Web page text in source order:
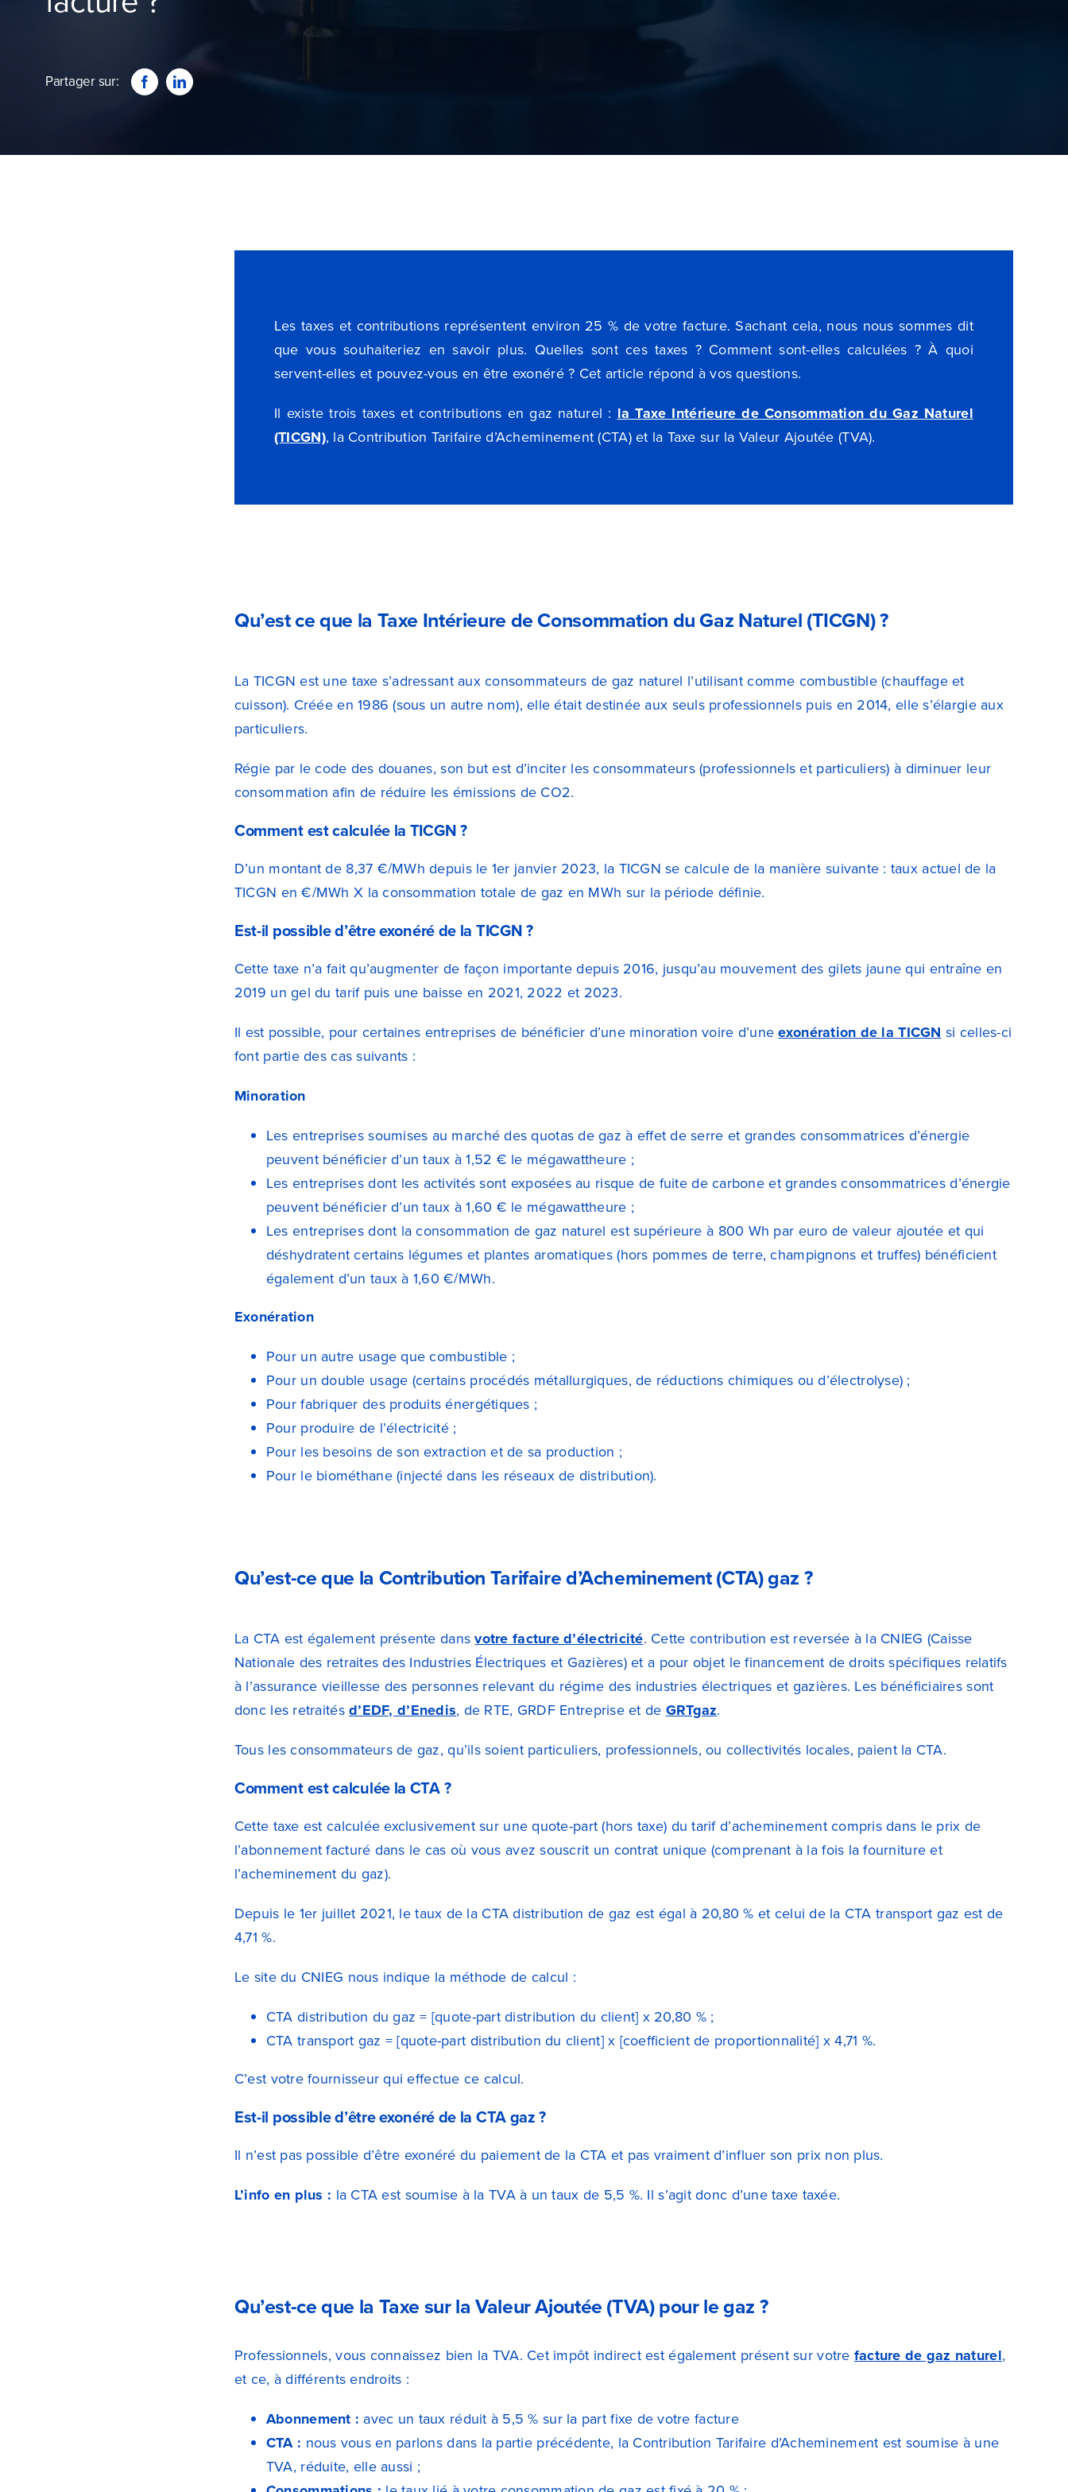
Partager sur:
Les taxes et contributions représentent environ 25 % de votre facture. Sachant cela, nous nous sommes dit
que vous souhaiteriez en savoir plus. Quelles sont ces taxes ? Comment sont-elles calculées ? À quoi
servent-elles et pouvez-vous en être exonéré ? Cet article répond à vos questions.
Il existe trois taxes et contributions en gaz naturel : la Taxe Intérieure de Consommation du Gaz Naturel
(TICGN), la Contribution Tarifaire d’Acheminement (CTA) et la Taxe sur la Valeur Ajoutée (TVA).
Qu’est ce que la Taxe Intérieure de Consommation du Gaz Naturel (TICGN) ?
La TICGN est une taxe s’adressant aux consommateurs de gaz naturel l’utilisant comme combustible (chauffage et
cuisson). Créée en 1986 (sous un autre nom), elle était destinée aux seuls professionnels puis en 2014, elle s’élargie aux
particuliers.
Régie par le code des douanes, son but est d’inciter les consommateurs (professionnels et particuliers) à diminuer leur
consommation afin de réduire les émissions de CO2.
Comment est calculée la TICGN ?
D’un montant de 8,37 €/MWh depuis le 1er janvier 2023, la TICGN se calcule de la manière suivante : taux actuel de la
TICGN en €/MWh X la consommation totale de gaz en MWh sur la période définie.
Est-il possible d’être exonéré de la TICGN ?
Cette taxe n’a fait qu’augmenter de façon importante depuis 2016, jusqu’au mouvement des gilets jaune qui entraîne en
2019 un gel du tarif puis une baisse en 2021, 2022 et 2023.
Il est possible, pour certaines entreprises de bénéficier d’une minoration voire d’uneexonération de la TICGN si celles-ci
font partie des cas suivants :
Minoration
Les entreprises soumises au marché des quotas de gaz à effet de serre et grandes consommatrices d’énergie
peuvent bénéficier d’un taux à 1,52 € le mégawattheure ;
Les entreprises dont les activités sont exposées au risque de fuite de carbone et grandes consommatrices d’énergie
peuvent bénéficier d’un taux à 1,60 € le mégawattheure ;
Les entreprises dont la consommation de gaz naturel est supérieure à 800 Wh par euro de valeur ajoutée et qui
déshydratent certains légumes et plantes aromatiques (hors pommes de terre, champignons et truffes) bénéficient
également d’un taux à 1,60 €/MWh.
Exonération
Pour un autre usage que combustible ;
Pour un double usage (certains procédés métallurgiques, de réductions chimiques ou d’électrolyse) ;
Pour fabriquer des produits énergétiques ;
Pour produire de l’électricité ;
Pour les besoins de son extraction et de sa production ;
Pour le biométhane (injecté dans les réseaux de distribution).
Qu’est-ce que la Contribution Tarifaire d’Acheminement (CTA) gaz ?
La CTA est également présente dansvotre facture d’électricité. Cette contribution est reversée à la CNIEG (Caisse
Nationale des retraites des Industries Électriques et Gazières) et a pour objet le financement de droits spécifiques relatifs
à l’assurance vieillesse des personnes relevant du régime des industries électriques et gazières. Les bénéficiaires sont
donc les retraitésd’EDF, d’Enedis, de RTE, GRDF Entreprise et de GRTgaz.
Tous les consommateurs de gaz, qu’ils soient particuliers, professionnels, ou collectivités locales, paient la CTA.
Comment est calculée la CTA ?
Cette taxe est calculée exclusivement sur une quote-part (hors taxe) du tarif d’acheminement compris dans le prix de
l’abonnement facturé dans le cas où vous avez souscrit un contrat unique (comprenant à la fois la fourniture et
l’acheminement du gaz).
Depuis le 1er juillet 2021, le taux de la CTA distribution de gaz est égal à 20,80 % et celui de la CTA transport gaz est de
4,71 %.
Le site du CNIEG nous indique la méthode de calcul :
CTA distribution du gaz = [quote-part distribution du client] x 20,80 % ;
CTA transport gaz = [quote-part distribution du client] x [coefficient de proportionnalité] x 4,71 %.
C’est votre fournisseur qui effectue ce calcul.
Est-il possible d’être exonéré de la CTA gaz ?
Il n’est pas possible d’être exonéré du paiement de la CTA et pas vraiment d’influer son prix non plus.
L’info en plus : la CTA est soumise à la TVA à un taux de 5,5 %. Il s’agit donc d’une taxe taxée.
Qu’est-ce que la Taxe sur la Valeur Ajoutée (TVA) pour le gaz ?
Professionnels, vous connaissez bien la TVA. Cet impôt indirect est également présent sur votre facture de gaz naturel,
et ce, à différents endroits :
Abonnement : avec un taux réduit à 5,5 % sur la part fixe de votre facture
CTA : nous vous en parlons dans la partie précédente, la Contribution Tarifaire d’Acheminement est soumise à une
TVA, réduite, elle aussi ;